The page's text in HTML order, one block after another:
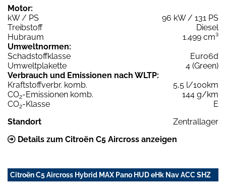
Motor:
kW / PS
96 kW / 131 PS
Treibstoff
Diesel
Hubraum
1.499 cm³
Umweltnormen:
Schadstoffklasse
Euro6d
Umweltplakette
4 (Green)
Verbrauch und Emissionen nach WLTP:
Kraftstoffverbr. komb.
5,5 l/100km
CO2-Emissionen komb.
144 g/km
CO2-Klasse
E
Standort
Zentrallager
Details zum Citroën C5 Aircross anzeigen
Citroën C5 Aircross Hybrid MAX Pano HUD eHk Nav ACC SHZ